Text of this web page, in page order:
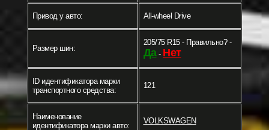
Привод у авто: All-wheel Drive
Размер шин:
205/75 R15 - Правильно? -
Да- Нет
ID идентификатора марки
транспортного средства:
121
Наименование
идентификатора марки авто:
VOLKSWAGEN